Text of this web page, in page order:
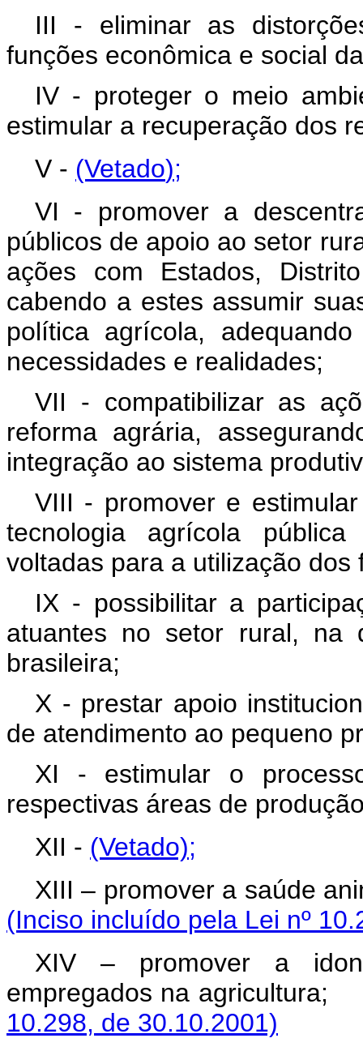
III - eliminar as
funções econômica e social
IV - proteger o meio
estimular a recuperação dos
V - (Vetado);
VI - promover a
públicos de apoio ao setor
ações com Estados,
cabendo a estes assumir
política agrícola,
necessidades e realidades;
VII - compatibilizar as
reforma agrária,
integração ao sistema
VIII - promover e
tecnologia agrícola
voltadas para a utilização
IX - possibilitar a
atuantes no setor rural, na
brasileira;
X - prestar apoio
de atendimento ao pequeno
XI - estimular o
respectivas áreas de
XII - (Vetado);
XIII – promover a saúde
(Inciso incluído pela Lei nº
XIV – promover a
empregados na
10.298, de 30.10.2001)